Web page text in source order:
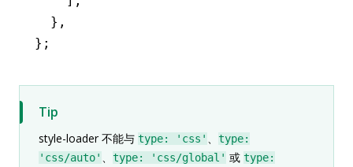
  }
,
};
Tip
style-loader 不能与 type: 'css' 、 type:
'css/auto' 、 type: 'css/global' 或 type: